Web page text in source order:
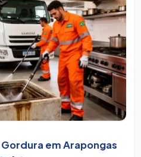
em Arapongas